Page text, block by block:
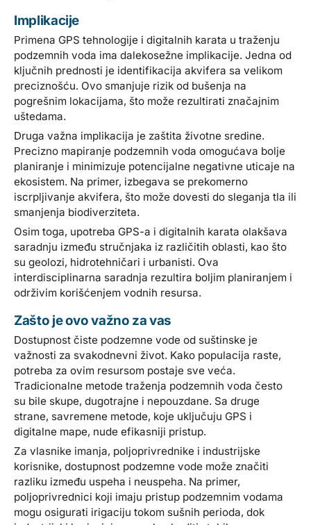
Implikacije
Primena GPS tehnologije i digitalnih karata u traženju
podzemnih voda ima dalekosežne implikacije. Jedna od
ključnih prednosti je identifikacija akvifera sa velikom
preciznošću. Ovo smanjuje rizik od bušenja na
pogrešnim lokacijama, što može rezultirati značajnim
uštedama.
Druga važna implikacija je zaštita životne sredine.
Precizno mapiranje podzemnih voda omogućava bolje
planiranje i minimizuje potencijalne negativne uticaje na
ekosistem. Na primer, izbegava se prekomerno
iscrpljivanje akvifera, što može dovesti do sleganja tla ili
smanjenja biodiverziteta.
Osim toga, upotreba GPS-a i digitalnih karata olakšava
saradnju između stručnjaka iz različitih oblasti, kao što
su geolozi, hidrotehničari i urbanisti. Ova
interdisciplinarna saradnja rezultira boljim planiranjem i
održivim korišćenjem vodnih resursa.
Zašto je ovo važno za vas
Dostupnost čiste podzemne vode od suštinske je
važnosti za svakodnevni život. Kako populacija raste,
potreba za ovim resursom postaje sve veća.
Tradicionalne metode traženja podzemnih voda često
su bile skupe, dugotrajne i nepouzdane. Sa druge
strane, savremene metode, koje uključuju GPS i
digitalne mape, nude efikasniji pristup.
Za vlasnike imanja, poljoprivrednike i industrijske
korisnike, dostupnost podzemne vode može značiti
razliku između uspeha i neuspeha. Na primer,
poljoprivrednici koji imaju pristup podzemnim vodama
mogu osigurati irigaciju tokom sušnih perioda, dok